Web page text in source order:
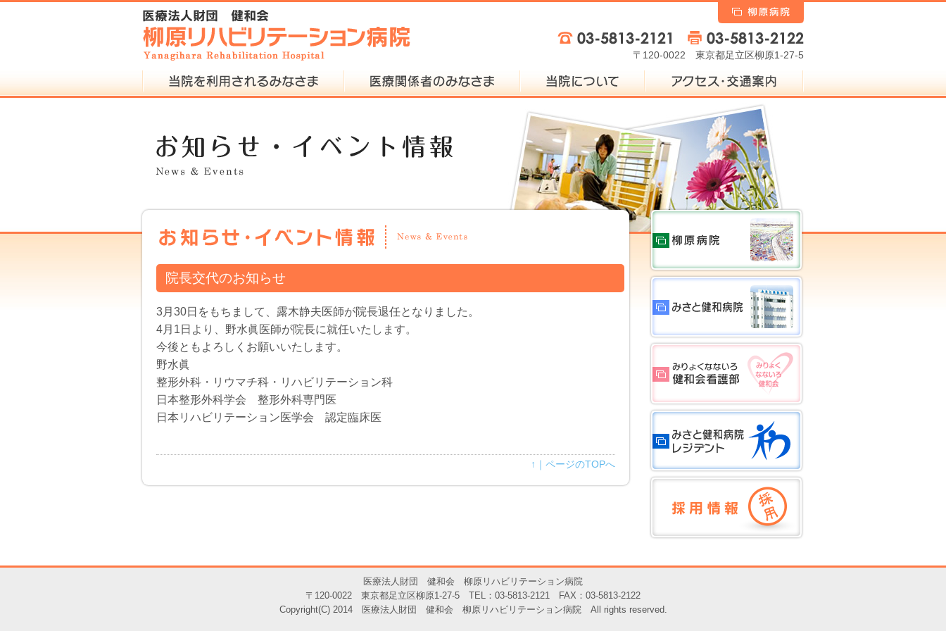
〒120-0022 東京都足立区柳原1-27-5
院長交代のお知らせ
3月30日をもちまして、露木静夫医師が院長退任となりました。
4月1日より、野水眞医師が院長に就任いたします。
今後ともよろしくお願いいたします。
野水眞
整形外科・リウマチ科・リハビリテーション科
日本整形外科学会 整形外科専門医
日本リハビリテーション医学会 認定臨床医
↑｜ページのTOPへ
医療法人財団 健和会 柳原リハビリテーション病院
〒120-0022 東京都足立区柳原1-27-5 TEL：03-5813-2121 FAX：03-5813-2122
Copyright(C) 2014 医療法人財団 健和会 柳原リハビリテーション病院 All rights reserved.